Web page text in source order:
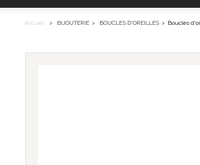
Accueil > BIJOUTERIE > BOUCLES D'OREILLES > Boucles